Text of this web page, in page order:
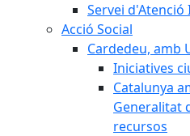
Servei d'Atenció
Acció Social
Cardedeu, amb
Iniciatives
Catalunya
Generalitat
recursos